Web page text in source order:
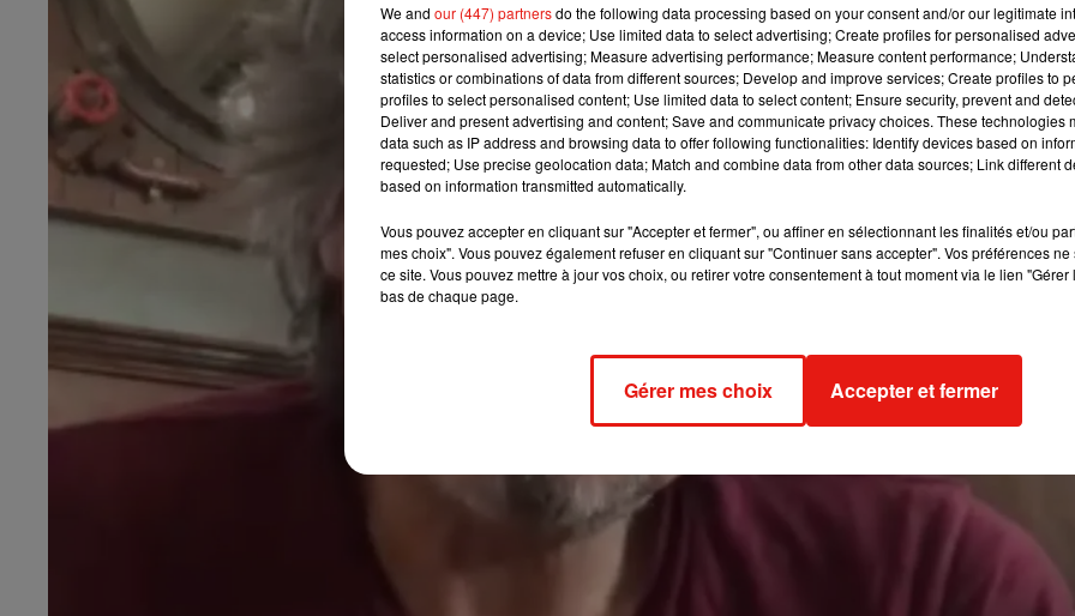
We and our (447) partnersdo the following data processing based on your consent and/or our legitimate
access information on a device; Use limited data to select advertising; Create profiles for personalised
select personalised advertising; Measure advertising performance; Measure content performance;
statistics or combinations of data from different sources; Develop and improve services; Create profiles to
profiles to select personalised content; Use limited data to select content; Ensure security, prevent and
Deliver and present advertising and content; Save and communicate privacy choices. These technologies
data such as IP address and browsing data to offer following functionalities: Identify devices based on
requested; Use precise geolocation data; Match and combine data from other data sources; Link different
based on information transmitted automatically.
Vous pouvez accepter en cliquant sur "Accepter et fermer", ou affiner en sélectionnant les finalités et/ou
mes choix". Vous pouvez également refuser en cliquant sur "Continuer sans accepter". Vos préférences
ce site. Vous pouvez mettre à jour vos choix, ou retirer votre consentement à tout moment via le lien
bas de chaque page.
Gérer mes choix Accepter et fermer